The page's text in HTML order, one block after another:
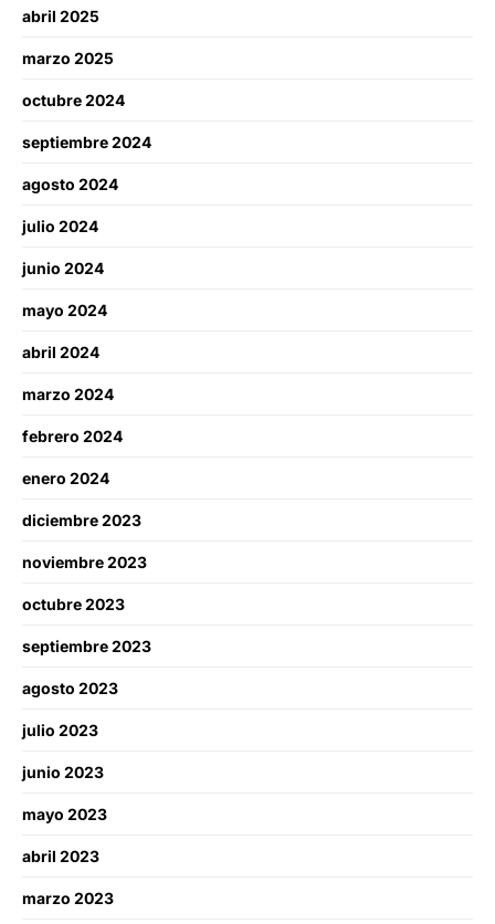
abril 2025
marzo 2025
octubre 2024
septiembre 2024
agosto 2024
julio 2024
junio 2024
mayo 2024
abril 2024
marzo 2024
febrero 2024
enero 2024
diciembre 2023
noviembre 2023
octubre 2023
septiembre 2023
agosto 2023
julio 2023
junio 2023
mayo 2023
abril 2023
marzo 2023